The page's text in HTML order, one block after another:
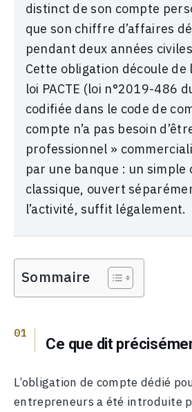
distinct de son compte
que son chiffre d’affaires
pendant deux années
Cette obligation découle de
loi PACTE (loi n°2019-486
codifiée dans le code de
compte n’a pas besoin
professionnel »
par une banque : un
classique, ouvert
l’activité, suffit légalement.
Sommaire
Ce que dit
L’obligation de compte dédié
entrepreneurs a été introduite